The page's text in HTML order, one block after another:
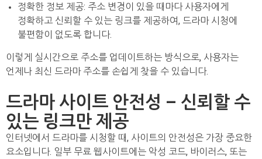
정확한 정보 제공: 주소 변경이 있을 때마다 사용자에게
정확하고 신뢰할 수 있는 링크를 제공하여, 드라마 시청에
불편함이 없도록 합니다.
이렇게 실시간으로 주소를 업데이트하는 방식으로, 사용자는
언제나 최신 드라마 주소를 손쉽게 찾을 수 있습니다.
드라마 사이트 안전성 – 신뢰할 수
있는 링크만 제공
인터넷에서 드라마를 시청할 때, 사이트의 안전성은 가장 중요한
요소입니다. 일부 무료 웹사이트에는 악성 코드, 바이러스, 또는